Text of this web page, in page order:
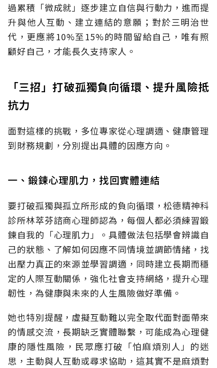
過累積「微成就」逐步建立自信與行動力，進而提
升與他人互動、建立連結的意願；對於三明治世
代，更應將10%至15%的時間留給自己，唯有照
顧好自己，才能長久支持家人。
「三招」打破孤獨負向循環、提升風險抵
抗力
面對這樣的挑戰，多位專家從心理調適、健康管理
到財務規劃，分別提出具體的因應方向。
一、鍛鍊心理肌力，找回實體連結
要打破孤獨與孤立所形成的負向循環，松德精神科
診所林萃芬諮商心理師認為，每個人都必須練習鍛
鍊自我的「心理肌力」。具體做法包括學會辨識自
己的狀態、了解如何因應不同情境並調節情緒，找
出壓力真正的來源並學習調適，同時建立長期而穩
定的人際互動關係，強化社會支持網絡，提升心理
韌性，為健康與未來的人生風險做好準備。
她也特別提醒，虛擬互動難以完全取代面對面帶來
的情感交流，長期缺乏實體聯繫，可能成為心理健
康的隱性風險，民眾應打破「怕麻煩別人」的迷
思，主動與人互動或尋求協助，這其實不是麻煩對